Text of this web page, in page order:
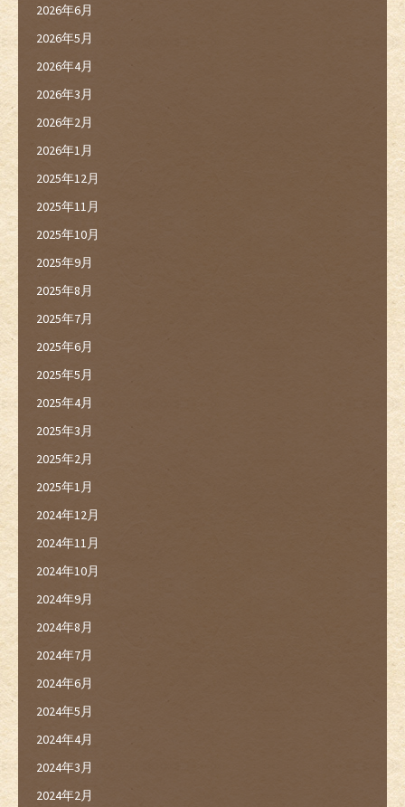
2026年6月
2026年5月
2026年4月
2026年3月
2026年2月
2026年1月
2025年12月
2025年11月
2025年10月
2025年9月
2025年8月
2025年7月
2025年6月
2025年5月
2025年4月
2025年3月
2025年2月
2025年1月
2024年12月
2024年11月
2024年10月
2024年9月
2024年8月
2024年7月
2024年6月
2024年5月
2024年4月
2024年3月
2024年2月